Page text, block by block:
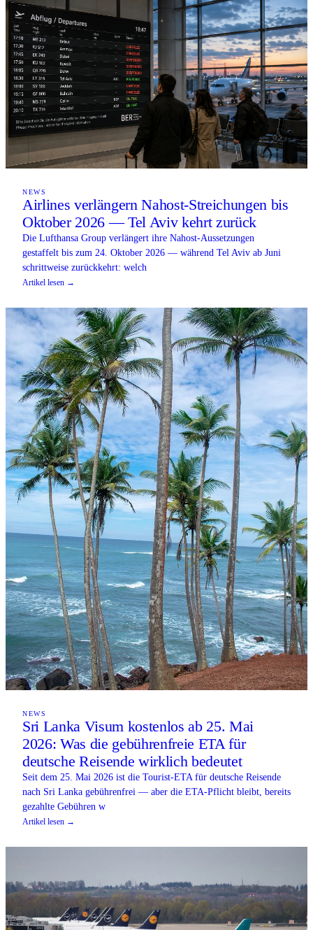
NEWS
Airlines verlängern Nahost-Streichungen bis
Oktober 2026 — Tel Aviv kehrt zurück
Die Lufthansa Group verlängert ihre Nahost-Aussetzungen
gestaffelt bis zum 24. Oktober 2026 — während Tel Aviv ab Juni
schrittweise zurückkehrt: welch
Artikel lesen →
NEWS
Sri Lanka Visum kostenlos ab 25. Mai
2026: Was die gebührenfreie ETA für
deutsche Reisende wirklich bedeutet
Seit dem 25. Mai 2026 ist die Tourist-ETA für deutsche Reisende
nach Sri Lanka gebührenfrei — aber die ETA-Pflicht bleibt, bereits
gezahlte Gebühren w
Artikel lesen →